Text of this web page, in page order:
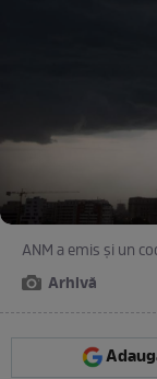
ANM a emis și un
Arhivă